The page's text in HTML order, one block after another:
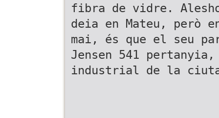
fibra de vidre.
deia en Mateu, però
mai, és que el seu
Jensen 541
industrial de la